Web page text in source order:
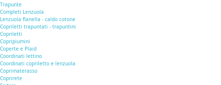
Trapunte
Completi Lenzuola
Lenzuola flanella - caldo cotone
Copriletti trapuntati - trapuntini
Copriletti
Copripiumini
Coperte e Plaid
Coordinati lettino
Coordinati copriletto e lenzuola
Coprimaterasso
Coprirete